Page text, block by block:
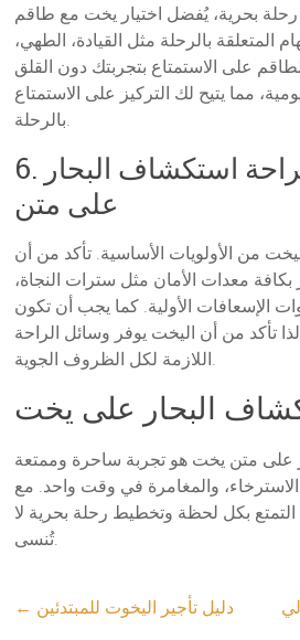
رحلة بحرية، يُفضل اختيار يخت مع طاقم
المتعلقة بالرحلة مثل القيادة، الطهي،
على الاستمتاع بتجربتك دون القلق
مما يتيح لك التركيز على الاستمتاع
بالرحلة.
6. السلامة والراحة استكشاف البحار
على متن
من الأولويات الأساسية. تأكد من أن
معدات الأمان مثل سترات النجاة،
الإسعافات الأولية. كما يجب أن تكون
لذا تأكد من أن اليخت يوفر وسائل الراحة
اللازمة لكل الظروف الجوية.
البحار على يخت
على متن يخت هو تجربة ساحرة وممتعة
الاسترخاء، والمغامرة في وقت واحد. مع
التمتع بكل لحظة وتخطيط رحلة بحرية لا
تُنسى.
← دليل تأجير اليخوت للمبتدئين